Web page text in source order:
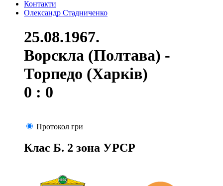
Контакти
Олександр Стадниченко
25.08.1967.
Ворскла (Полтава) -
Торпедо (Харків)
0 : 0
Протокол гри
Клас Б. 2 зона УРСР